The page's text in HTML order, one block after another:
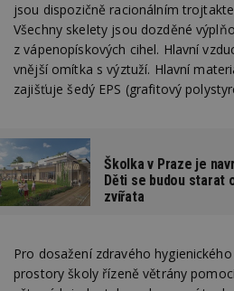
jsou dispozičně racionálním
Všechny skelety jsou dozděné
z vápenopískových cihel. Hlavní
vnější omítka s výztuží. Hlavní
zajišťuje šedý EPS (grafitový
Školka v Praze je
Děti se budou starat
zvířata
Pro dosažení zdravého
prostory školy řízeně větrány